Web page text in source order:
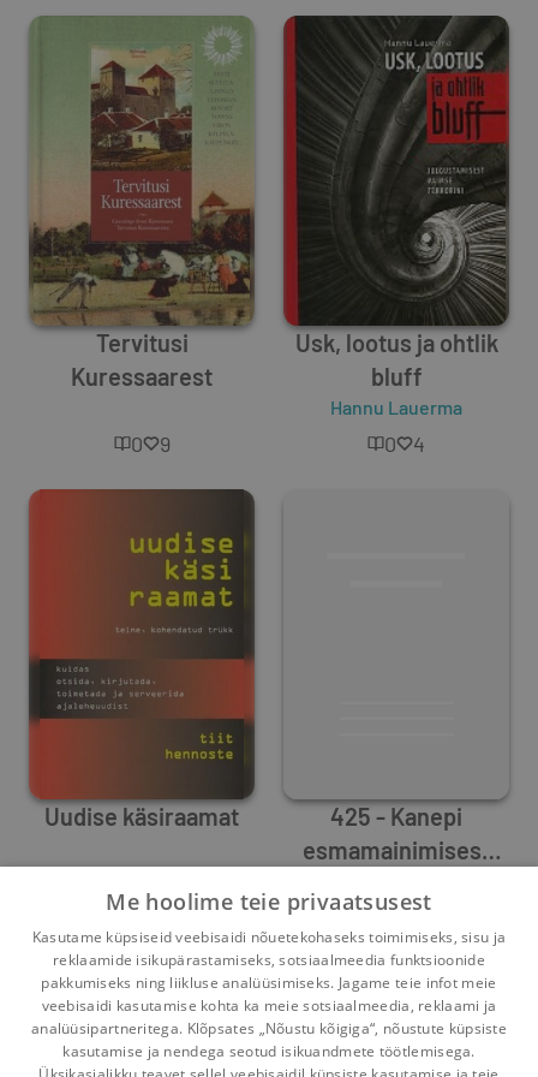
Tervitusi
Kuressaarest
0 9
Usk, lootus ja ohtlik
bluff
Hannu Lauerma
0 4
Uudise käsiraamat
0 25
425 - Kanepi
esmamainimisest
Kanepi kihelkonna
kultuuriloolised
kalendrid 2007 ja
2008
0 0
1 2
Pealehele Ostukorv Sõnumid Teated Konto
Me hoolime teie privaatsusest
Kasutame küpsiseid veebisaidi nõuetekohaseks toimimiseks, sisu ja
reklaamide isikupärastamiseks, sotsiaalmeedia funktsioonide
pakkumiseks ning liikluse analüüsimiseks. Jagame teie infot meie
veebisaidi kasutamise kohta ka meie sotsiaalmeedia, reklaami ja
analüüsipartneritega. Klõpsates „Nõustu kõigiga“, nõustute küpsiste
kasutamise ja nendega seotud isikuandmete töötlemisega.